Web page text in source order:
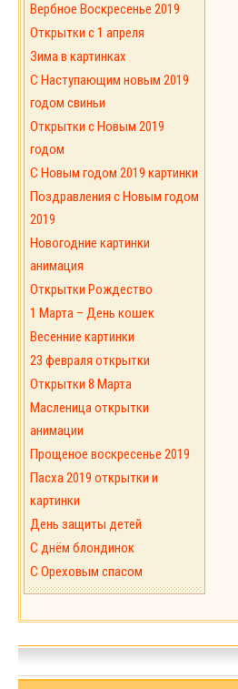
Вербное Воскресенье 2019
Открытки с 1 апреля
Зима в картинках
С Наступающим новым 2019
годом свиньи
Открытки с Новым 2019
годом
C Новым годом 2019 картинки
Поздравления с Новым годом
2019
Новогодние картинки
анимация
Открытки Рождество
1 Марта – День кошек
Весенние картинки
23 февраля открытки
Открытки 8 Марта
Масленица открытки
анимации
Прощеное воскресенье 2019
Пасха 2019 открытки и
картинки
День защиты детей
С днём блондинок
С Ореховым спасом